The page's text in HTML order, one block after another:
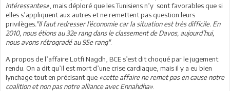
intéressantes» , mais déploré que les Tunisiens n’y sont favorables que si
elles s’appliquent aux autres et ne remettent pas question leurs
privilèges."Il faut redresser l’économie car la situation est très difficile. En
2010, nous étions au 32e rang dans le classement de Davos, aujourd’hui,
nous avons rétrogradé au 95e rang".
A propos de l’affaire Lotfi Nagdh, BCE s’est dit choqué par le jugement
rendu. On a dit qu’il est mort d’une crise cardiaque, mais il y a eu bien
lynchage tout en précisant que «cette affaire ne remet pas en cause notre
coalition et non pas notre alliance avec Ennahdha»